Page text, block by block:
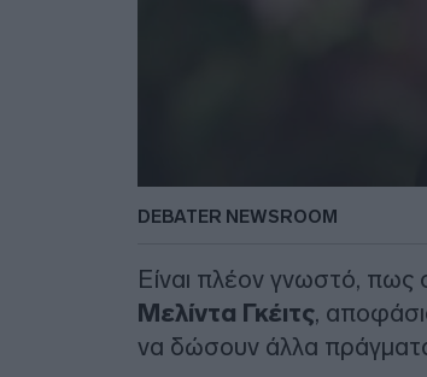
DEBATER NEWSROOM
Είναι πλέον γνωστό, πως
Μελίντα Γκέιτς,
να δώσουν άλλα